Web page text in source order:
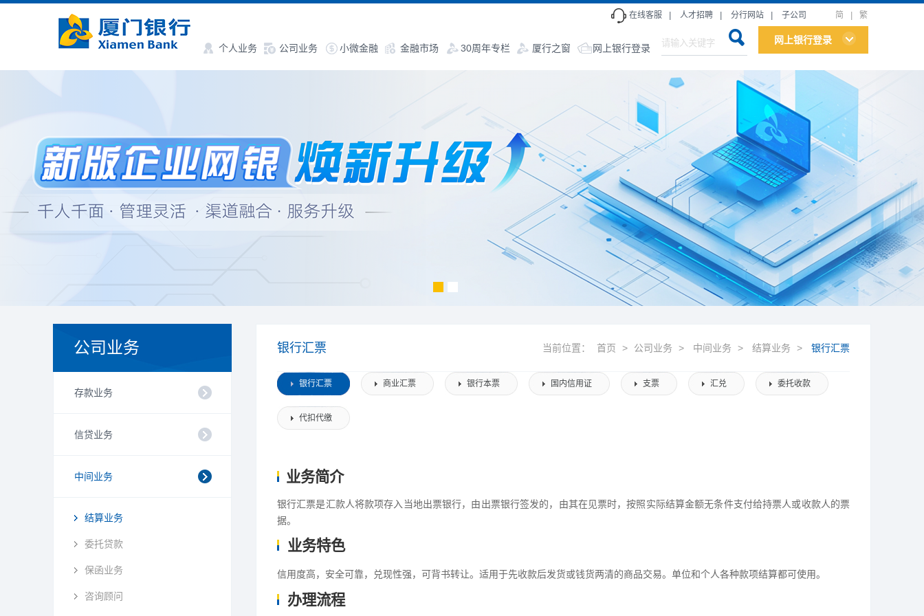
个人业务 公司业务 小微金融 金融市场 30周年专栏 厦行之窗 网上银行登录
网上银行登录
在线客服 人才招聘 分行网站 子公司 简 繁
公司业务
存款业务
信贷业务
中间业务
结算业务
委托贷款
保函业务
咨询顾问
银行汇票 当前位置： 首页 > 公司业务 > 中间业务 > 结算业务 > 银行汇票
银行汇票 商业汇票 银行本票 国内信用证 支票 汇兑 委托收款
代扣代缴
业务简介
银行汇票是汇款人将款项存入当地出票银行，由出票银行签发的，由其在见票时，按照实际结算金额无条件支付给持票人或收款人的票
据。
业务特色
信用度高，安全可靠，兑现性强，可背书转让。适用于先收款后发货或钱货两清的商品交易。单位和个人各种款项结算都可使用。
办理流程